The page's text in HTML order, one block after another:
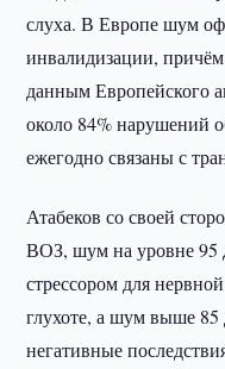
слуха. В Европе шум
инвалидизации,
данным Европейского
около 84% нарушений
ежегодно связаны с
Атабеков со своей
ВОЗ, шум на уровне 95
стрессором для
глухоте, а шум выше 85
негативные